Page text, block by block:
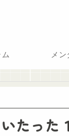
メ
たった